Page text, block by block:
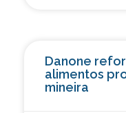
Danone
alimentos
mineira